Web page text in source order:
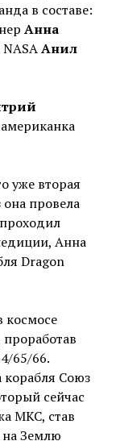
в составе:
Анна
Анил
уже вторая
провела
Анна
Dragon
космосе
65/66.
Союз
сейчас
МКС, став
на Землю